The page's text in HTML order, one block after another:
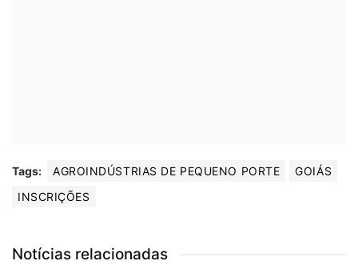
Tags: AGROINDÚSTRIAS DE PEQUENO PORTE
GOIÁS
INSCRIÇÕES
Notícias relacionadas